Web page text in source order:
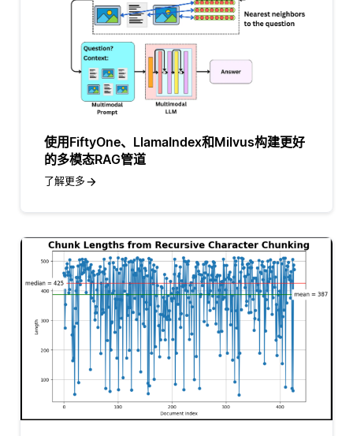
使用FiftyOne、LlamaIndex和Milvus构建更好
的多模态RAG管道
了解更多